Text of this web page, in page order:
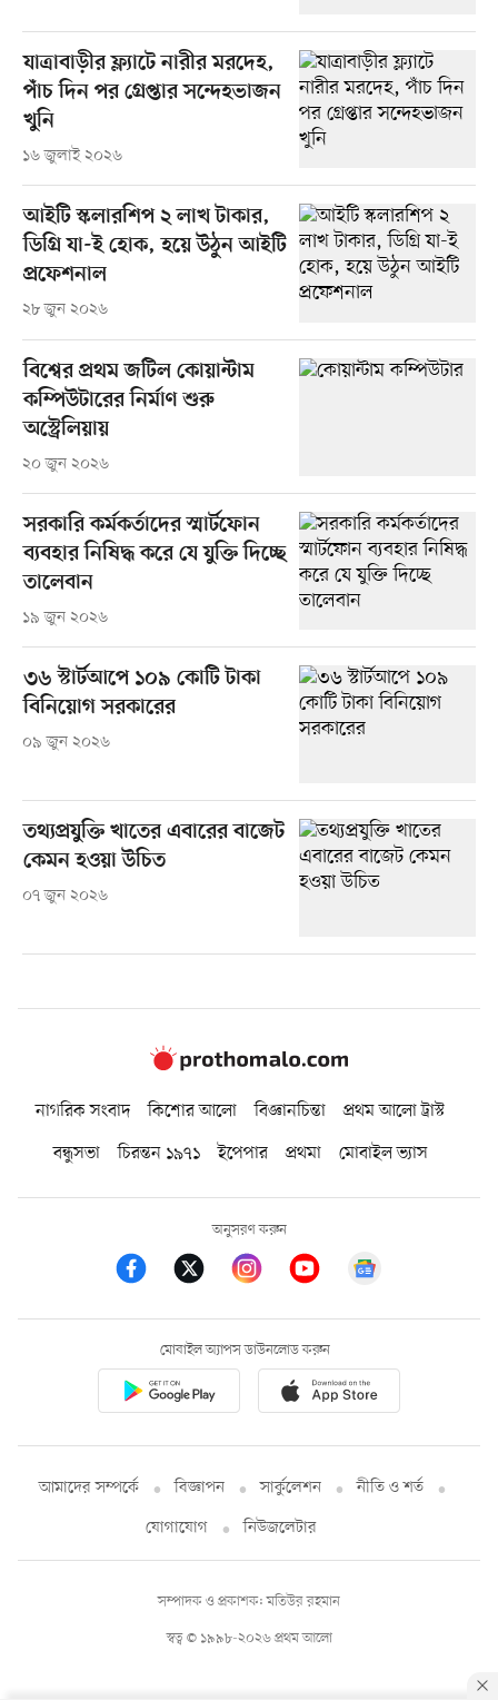
যাত্রাবাড়ীর ফ্ল্যাটে নারীর মরদেহ,
পাঁচ দিন পর গ্রেপ্তার সন্দেহভাজন
খুনি
১৬ জুলাই ২০২৬
আইটি স্কলারশিপ ২ লাখ টাকার,
ডিগ্রি যা-ই হোক, হয়ে উঠুন আইটি
প্রফেশনাল
২৮ জুন ২০২৬
বিশ্বের প্রথম জটিল কোয়ান্টাম
কম্পিউটারের নির্মাণ শুরু
অস্ট্রেলিয়ায়
২০ জুন ২০২৬
সরকারি কর্মকর্তাদের স্মার্টফোন
ব্যবহার নিষিদ্ধ করে যে যুক্তি দিচ্ছে
তালেবান
১৯ জুন ২০২৬
৩৬ স্টার্টআপে ১০৯ কোটি টাকা
বিনিয়োগ সরকারের
০৯ জুন ২০২৬
তথ্যপ্রযুক্তি খাতের এবারের বাজেট
কেমন হওয়া উচিত
০৭ জুন ২০২৬
নাগরিক সংবাদ কিশোর আলো বিজ্ঞানচিন্তা
প্রথম আলো ট্রাস্ট
বন্ধুসভা
চিরন্তন ১৯৭১ ইপেপার প্রথমা মোবাইল ভ্যাস
অনুসরণ করুন
মোবাইল অ্যাপস ডাউনলোড করুন
আমাদের সম্পর্কে বিজ্ঞাপন সার্কুলেশন
নীতি ও শর্ত
যোগাযোগ
নিউজলেটার
স্বত্ব © ১৯৯৮-২০২৬ প্রথম আলো
সম্পাদক ও প্রকাশক: মতিউর রহমান